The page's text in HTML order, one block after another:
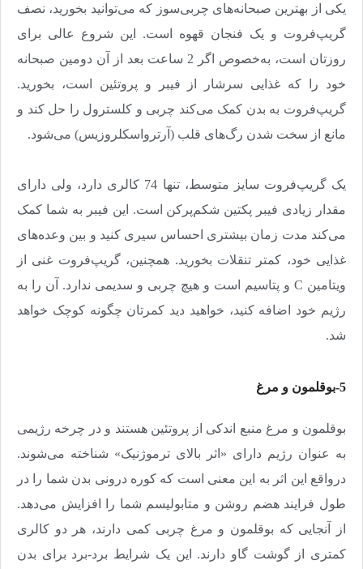
یکی از بهترین صبحانه‌های چربی‌سوز که می‌توانید بخورید، نصف
گریپ‌فروت و یک فنجان قهوه است. این شروع عالی برای
روزتان است، به‌خصوص اگر 2 ساعت بعد از آن دومین صبحانه
خود را که غذایی سرشار از فیبر و پروتئین است، ‌بخورید.
گریپ‌فروت به بدن کمک می‌کند چربی و کلسترول را حل کند و
مانع از سخت شدن رگ‌های قلب (آرترواسکلروزیس) می‌شود.
یک گریپ‌فروت سایز متوسط، تنها 74 کالری دارد، ولی دارای
مقدار زیادی فیبر پکتین شکم‌پرکن است. این فیبر به شما کمک
می‌کند مدت زمان بیشتری احساس سیری کنید و بین وعده‌های
غذایی خود، کمتر تنقلات بخورید. همچنین، گریپ‌فروت غنی از
ویتامین C و پتاسیم است و هیچ چربی و سدیمی ندارد. آن را به
رژیم خود اضافه کنید، خواهید دید کمرتان چگونه کوچک خواهد
شد.
5-بوقلمون و مرغ
بوقلمون و مرغ منبع اندکی از پروتئین هستند و در چرخه رژیمی
به عنوان رژیم دارای «اثر بالای ترموژنیک» شناخته می‌شوند.
در‌واقع این اثر به این معنی است که کوره درونی بدن شما را در
طول فرایند هضم روشن و متابولیسم شما را افزایش می‌دهد.
از آنجایی که بوقلمون و مرغ چربی کمی دارند،‌ هر دو کالری
کمتری از گوشت گاو دارند. این یک شرایط برد-برد برای بدن